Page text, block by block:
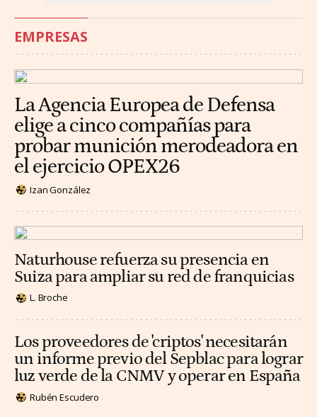
EMPRESAS
La Agencia Europea de Defensa
elige a cinco compañías para
probar munición merodeadora en
el ejercicio OPEX26
Izan González
Naturhouse refuerza su presencia en
Suiza para ampliar su red de franquicias
L. Broche
Los proveedores de 'criptos' necesitarán
un informe previo del Sepblac para lograr
luz verde de la CNMV y operar en España
Rubén Escudero